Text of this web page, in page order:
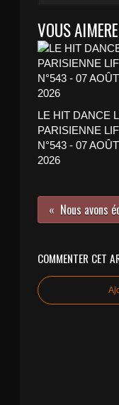
VOUS
LE HIT DANCE
PARISIENNE
N°543 - 07 AOÛT
2026
COMMENTER CET